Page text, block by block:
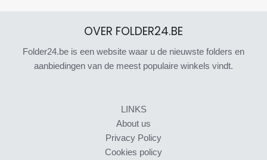
OVER FOLDER24.BE
Folder24.be is een website waar u de nieuwste folders en
aanbiedingen van de meest populaire winkels vindt.
LINKS
About us
Privacy Policy
Cookies policy